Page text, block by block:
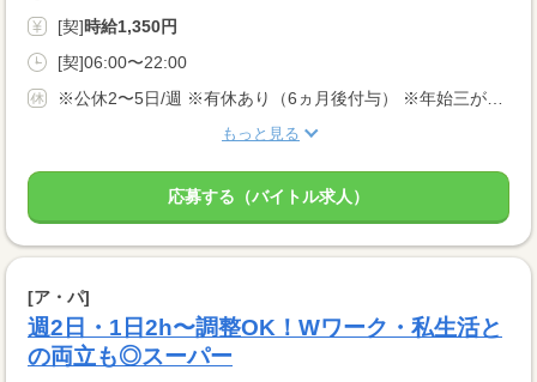
[契]時給1,350円
[契]06:00〜22:00
※公休2〜5日/週 ※有休あり（6ヵ月後付与） ※年始三が日（1/1〜1/3）は休業いたします！
もっと見る
応募する（バイトル求人）
[ア・パ]
週2日・1日2h〜調整OK！Wワーク・私生活と
の両立も◎スーパー